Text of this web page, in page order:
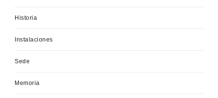
Historia
Instalaciones
Sede
Memoria